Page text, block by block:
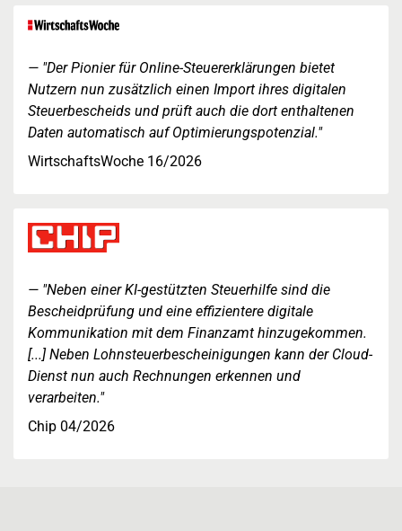
"Der Pionier für Online-Steuererklärungen bietet
Nutzern nun zusätzlich einen Import ihres digitalen
Steuerbescheids und prüft auch die dort enthaltenen
Daten automatisch auf Optimierungspotenzial."
WirtschaftsWoche 16/2026
"Neben einer KI-gestützten Steuerhilfe sind die
Bescheidprüfung und eine effizientere digitale
Kommunikation mit dem Finanzamt hinzugekommen.
[...] Neben Lohnsteuerbescheinigungen kann der Cloud-
Dienst nun auch Rechnungen erkennen und
verarbeiten."
Chip 04/2026